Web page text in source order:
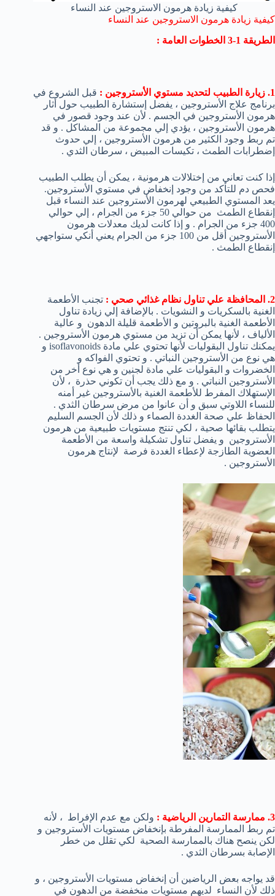
كيفية زيادة هرمون الاستروجين عند النساء
كيفية زيادة هرمون الاستروجين عند النساء
الطريقة 1-3 الخطوات العامة :
1. زيارة الطبيب لتحديد مستوي الأستروجين :
قبل الشروع في
برنامج علاج الأستروجين ، يفضل إستشارة الطبيب حول أثار
هرمون الأستروجين في الجسم . لأن عند وجود قصور في
هرمون الأستروجين ، يؤدي إلي مجموعة من المشاكل . و قد
تم ربط وجود الكثير من هرمون الأستروجين ، إلي حدوث
إضطرابات الطمث ، تكيسات المبيض ، سرطان الثدي .
إذا كنت تعاني من إختلالات هرمونية ، يمكن أن يطلب الطبيب
فحص دم للتأكد من وجود إنخفاض في مستوي الأستروجين.
يعد المستوي الطبيعي لهرمون الأستروجين عند النساء قبل
إنقطاع الطمث من حوالي 50 جزء من الجرام ، إلي حوالي
400 جزء من الجرام . و إذا كانت لديك معدلات هرمون
الأستروجين أقل من 100 جزء من الجرام يعني أنكي ستواجهي
إنقطاع الطمث .
2. المحافظة علي تناول نظام غذائي صحي :
تجنب الأطعمة
الغنية بالسكريات و النشويات . بالإضافة إلي زيادة تناول
الأطعمة الغنية بالبروتين و الأطعمة قليلة الدهون و عالية
الألياف ، لأنها يمكن أن تزيد من مستوي هرمون الأستروجين .
يمكنك تناول البقوليات لأنها تحتوي علي مادة isoflavonoids و
هي نوع من الأستروجين النباتي . و تحتوي الفواكه و
الخضروات و البقوليات علي مادة لجنين و هي نوع أخر من
الأستروجين النباتي . و مع ذلك يجب أن تكوني حذرة ، لأن
الإستهلاك المفرط للأطعمة الغنية بالأستروجين غير أمنه
للنساء اللاوتي سبق و أن عانوا من مرض سرطان الثدي .
الحفاظ علي صحة الغددة الصماء و ذلك لأن الجسم السليم
يتطلب بقائها صحية ، لكي تنتج مستويات طبيعية من هرمون
الأستروجين و يفضل تناول تشكيلة واسعة من الأطعمة
العضوية الطازجة لإعطاء الغددة فرصة لإنتاج هرمون
الأستروجين .
3. ممارسة التمارين الرياضية :
ولكن مع عدم الإفراط ، لأنه
تم ربط الممارسة المفرطة بإنخفاض مستويات الأستروجين و
لكن ينصح هناك بالممارسة الصحية لكي تقلل من خطر
الإصابة بسرطان الثدي .
قد يواجه بعض الرياضين أن إنخفاض مستويات الأستروجين ، و
ذلك لأن النساء لديهم مستويات منخفضة من الدهون في